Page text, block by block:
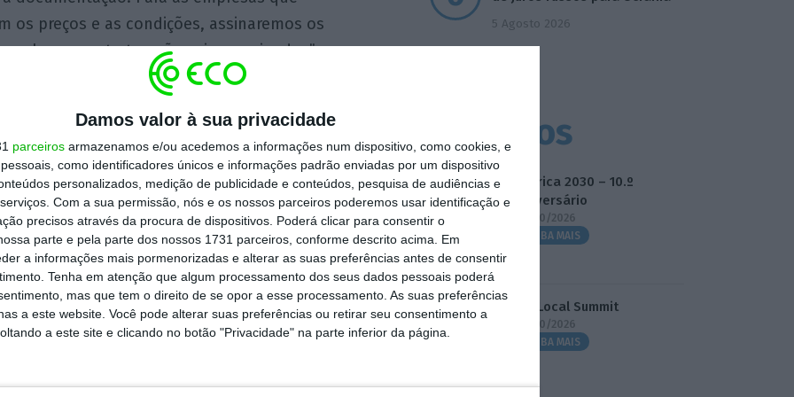
Damos valor à sua privacidade
parceiros armazenamos e/ou acedemos a informações num dispositivo, como cookies, e
como identificadores únicos e informações padrão enviadas por um dispositivo
personalizados, medição de publicidade e conteúdos, pesquisa de audiências e
Com a sua permissão, nós e os nossos parceiros poderemos usar identificação e
precisos através da procura de dispositivos. Poderá clicar para consentir o
parte e pela parte dos nossos 1731 parceiros, conforme descrito acima. Em
a informações mais pormenorizadas e alterar as suas preferências antes de consentir
Tenha em atenção que algum processamento dos seus dados pessoais poderá
mas que tem o direito de se opor a esse processamento. As suas preferências
a este website. Você pode alterar suas preferências ou retirar seu consentimento a
a este site e clicando no botão "Privacidade" na parte inferior da página.
os preços e as condições, assinaremos os
alguns contratos não sejam assinados”,
individuais. Após essa data,
com outros Estados-membros da UE
vincou.
Europeia,Ursula von der Leyen,
primeiros paísesa assinar os contratos no
militares SAFE,que somam mais de
milhões no âmbito do SAFE, deverá
5 Agosto 2026
Eventos
Fábrica 2030 – 10.º
Aniversário
14/10/2026
SAIBA MAIS
3.º Local Summit
07/10/2026
SAIBA MAIS